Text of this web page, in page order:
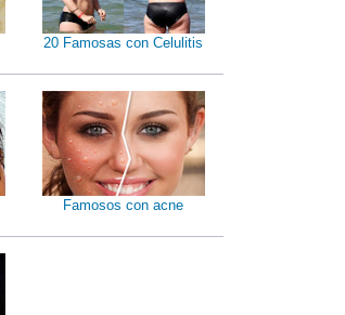
20 Famosas con Celulitis
Famosos con acne